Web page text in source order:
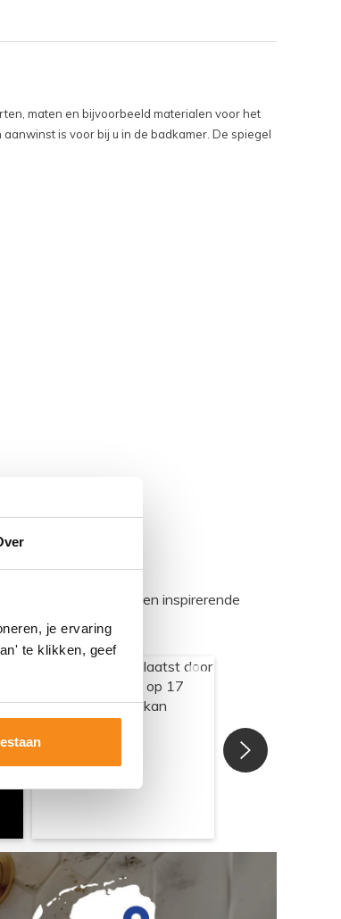
je ervaring
te klikken, geef
maten en bijvoorbeeld materialen voor het
is voor bij u in de badkamer. De spiegel
bouwen we een inspirerende